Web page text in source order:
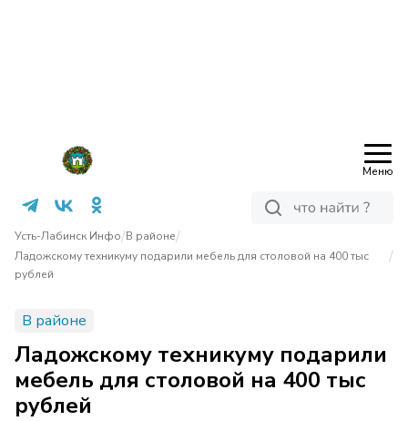
Меню
Усть-Лабинск Инфо/В районе/
Ладожскому техникуму подарили мебель для столовой на 400 тыс
рублей
/
В районе
Ладожскому техникуму подарили
мебель для столовой на 400 тыс
рублей